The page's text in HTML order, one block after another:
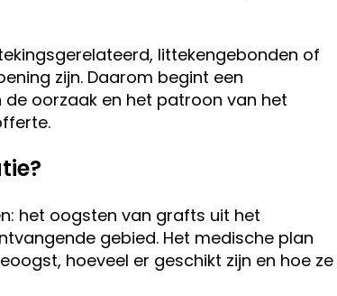
littekengebonden of
zijn. Daarom begint een
oorzaak en het patroon van het
het oogsten van grafts uit het
gebied. Het medische plan
hoeveel er geschikt zijn en hoe ze